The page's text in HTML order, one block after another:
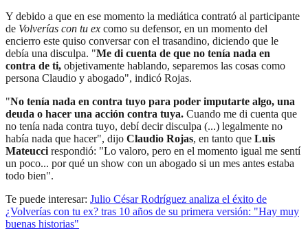
Y debido a que en ese momento la mediática contrató al participante
de Volverías con tu ex como su defensor, en un momento del
encierro este quiso conversar con el trasandino, diciendo que le
debía una disculpa. "Me di cuenta de que no tenía nada en
contra de ti, objetivamente hablando, separemos las cosas como
persona Claudio y abogado", indicó Rojas.
"No tenía nada en contra tuyo para poder imputarte algo, una
deuda o hacer una acción contra tuya. Cuando me di cuenta que
no tenía nada contra tuyo, debí decir disculpa (...) legalmente no
había nada que hacer", dijo Claudio Rojas, en tanto que Luis
Mateucci respondió: "Lo valoro, pero en el momento igual me sentí
un poco... por qué un show con un abogado si un mes antes estaba
todo bien".
Te puede interesar: Julio César Rodríguez analiza el éxito de
¿Volverías con tu ex? tras 10 años de su primera versión: "Hay muy
buenas historias"